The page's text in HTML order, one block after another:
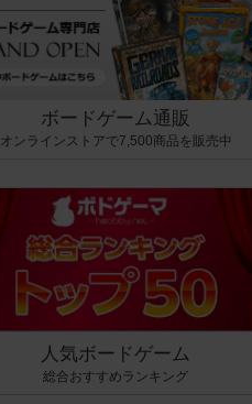
ボードゲーム通販
オンラインストアで7,500商品を販売中
人気ボードゲーム
総合おすすめランキング